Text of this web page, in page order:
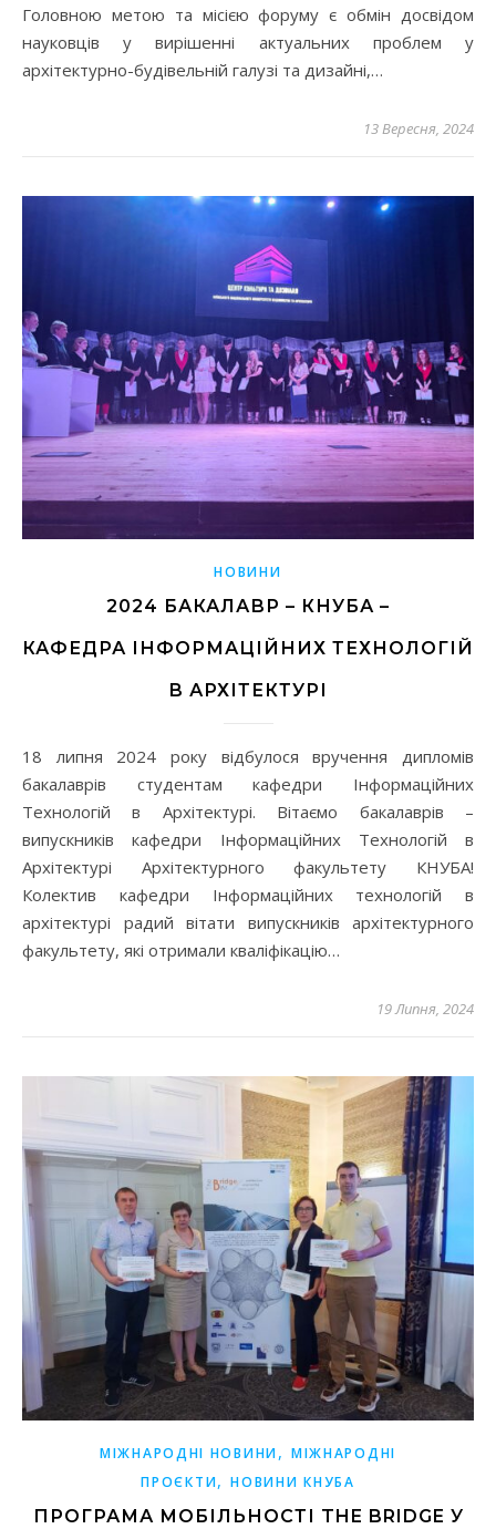
Головною метою та місією форуму є обмін досвідом
науковців у вирішенні актуальних проблем у
архітектурно-будівельній галузі та дизайні,…
13 Вересня, 2024
НОВИНИ
2024 БАКАЛАВР – КНУБА –
КАФЕДРА ІНФОРМАЦІЙНИХ ТЕХНОЛОГІЙ
В АРХІТЕКТУРІ
18 липня 2024 року відбулося вручення дипломів
бакалаврів студентам кафедри Інформаційних
Технологій в Архітектурі. Вітаємо бакалаврів –
випускників кафедри Інформаційних Технологій в
Архітектурі Архітектурного факультету КНУБА!
Колектив кафедри Інформаційних технологій в
архітектурі радий вітати випускників архітектурного
факультету, які отримали кваліфікацію…
19 Липня, 2024
МІЖНАРОДНІ НОВИНИ, МІЖНАРОДНІ
ПРОЄКТИ,НОВИНИ КНУБА
ПРОГРАМА МОБІЛЬНОСТІ THE BRIDGE У